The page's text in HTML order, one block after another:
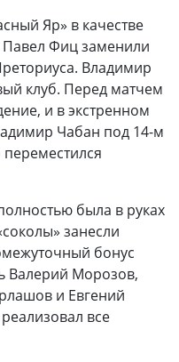
Яр» в качестве
Павел Фиц заменили
Владимир
клуб. Перед матчем
и в экстренном
Чабан под 14-м
была в руках
занесли
бонус
Валерий Морозов,
и Евгений
все